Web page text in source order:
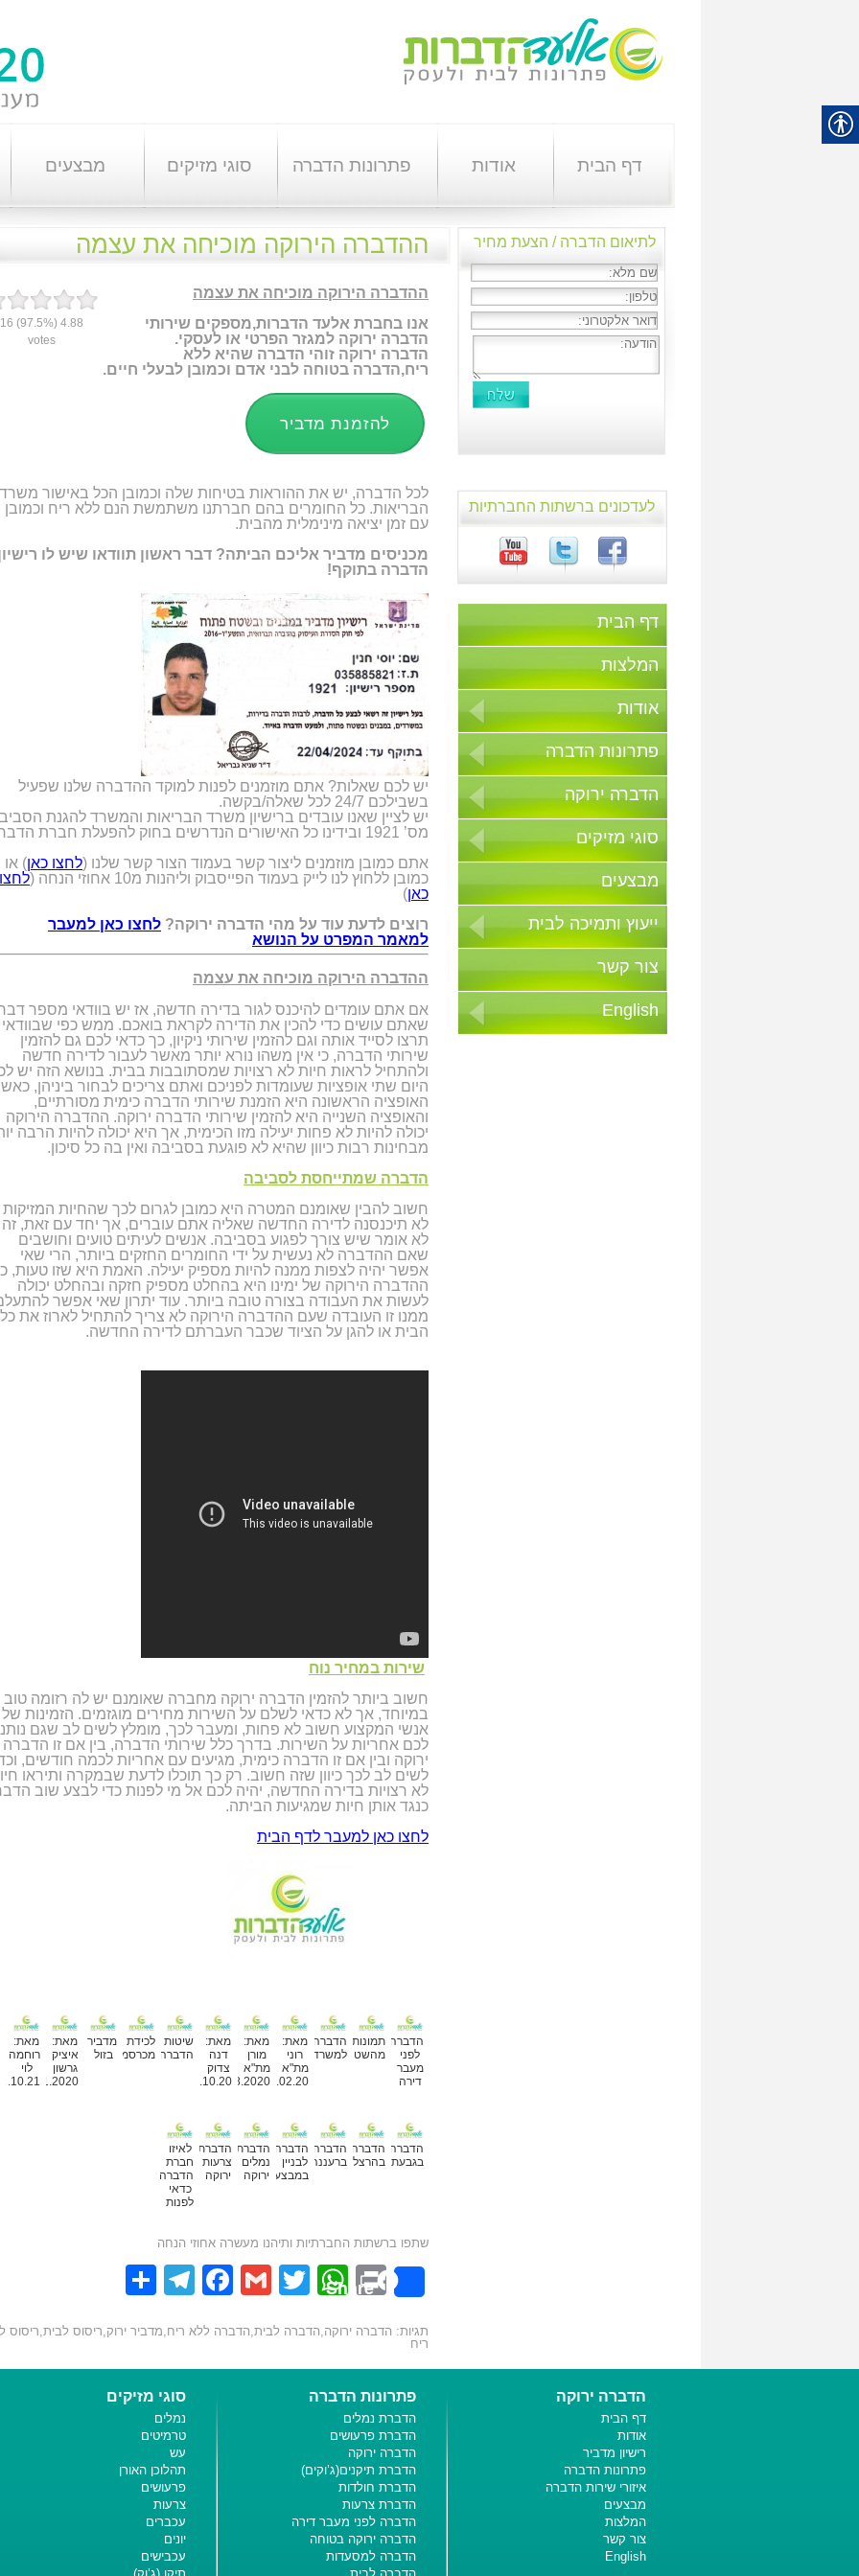
דף הבית אודות פתרונות הדברה סוגי מזיקים מבצעים
לתיאום הדברה / הצעת מחיר
לעדכונים ברשתות החברתיות
דף הבית
המלצות
אודות
פתרונות הדברה
הדברה ירוקה
סוגי מזיקים
מבצעים
ייעוץ ותמיכה לבית
צור קשר
English
ההדברה הירוקה מוכיחה את עצמה
4.88
(97.5%)
16
votes
ההדברה הירוקה מוכיחה את עצמה
אנו בחברת אלעד הדברות,מספקים שירותי
הדברה ירוקה למגזר הפרטי או לעסקי.
הדברה ירוקה זוהי הדברה שהיא ללא
ריח,הדברה בטוחה לבני אדם וכמובן לבעלי חיים.
להזמנת מדביר
לכל הדברה, יש את ההוראות בטיחות שלה וכמובן הכל באישור משרד
הבריאות. כל החומרים בהם חברתנו משתמשת הנם ללא ריח וכמובן
עם זמן יציאה מינימלית מהבית.
מכניסים מדביר אליכם הביתה? דבר ראשון תוודאו שיש לו
הדברה בתוקף!
יש לכם שאלות? אתם מוזמנים לפנות למוקד ההדברה שלנו שפעיל
בשבילכם 24/7 לכל שאלה/בקשה.
יש לציין שאנו עובדים ברישיון משרד הבריאות והמשרד להגנת
מס’ 1921 ובידינו כל האישורים הנדרשים בחוק להפעלת חברת הדברה.
אתם כמובן מוזמנים ליצור קשר בעמוד הצור קשר שלנו (לחצו כאן) או
כמובן ללחוץ לנו לייק בעמוד הפייסבוק וליהנות מ10 אחוזי הנחה (
לחצו
כאן)
רוצים לדעת עוד על מהי הדברה ירוקה? לחצו כאן למעבר
למאמר המפרט על הנושא
ההדברה הירוקה מוכיחה את עצמה
אם אתם עומדים להיכנס לגור בדירה חדשה, אז יש בוודאי מספר
שאתם עושים כדי להכין את הדירה לקראת בואכם. ממש כפי שבוודאי
תרצו לסייד אותה וגם להזמין שירותי ניקיון, כך כדאי לכם גם להזמין
שירותי הדברה, כי אין משהו נורא יותר מאשר לעבור לדירה חדשה
ולהתחיל לראות חיות לא רצויות שמסתובבות בבית. בנושא הזה יש
היום שתי אופציות שעומדות לפניכם ואתם צריכים לבחור ביניהן,
האופציה הראשונה היא הזמנת שירותי הדברה כימית מסורתיים,
והאופציה השנייה היא להזמין שירותי הדברה ירוקה. ההדברה הירוקה
יכולה להיות לא פחות יעילה מזו הכימית, אך היא יכולה להיות הרבה
מבחינות רבות כיוון שהיא לא פוגעת בסביבה ואין בה כל סיכון.
הדברה שמתייחסת לסביבה
חשוב להבין שאומנם המטרה היא כמובן לגרום לכך שהחיות המזיקות
לא תיכנסנה לדירה החדשה שאליה אתם עוברים, אך יחד עם זאת, זה
לא אומר שיש צורך לפגוע בסביבה. אנשים לעיתים טועים וחושבים
שאם ההדברה לא נעשית על ידי החומרים החזקים ביותר, הרי שאי
אפשר יהיה לצפות ממנה להיות מספיק יעילה. האמת היא שזו טעות,
ההדברה הירוקה של ימינו היא בהחלט מספיק חזקה ובהחלט יכולה
לעשות את העבודה בצורה טובה ביותר. עוד יתרון שאי אפשר
ממנו זו העובדה שעם ההדברה הירוקה לא צריך להתחיל לארוז את כל
הבית או להגן על הציוד שכבר העברתם לדירה החדשה.
שירות במחיר נוח
חשוב ביותר להזמין הדברה ירוקה מחברה שאומנם יש לה רזומה טוב
במיוחד, אך לא כדאי לשלם על השירות מחירים מוגזמים. הזמינות של
אנשי המקצוע חשוב לא פחות, ומעבר לכך, מומלץ לשים לב שגם
לכם אחריות על השירות. בדרך כלל שירותי הדברה, בין אם זו הדברה
ירוקה ובין אם זו הדברה כימית, מגיעים עם אחריות לכמה חודשים,
לשים לב לכך כיוון שזה חשוב. רק כך תוכלו לדעת שבמקרה ותיראו
לא רצויות בדירה החדשה, יהיה לכם אל מי לפנות כדי לבצע שוב
כנגד אותן חיות שמגיעות הביתה.
לחצו כאן למעבר לדף הבית
הדברה
לפני
מעבר
דירה
תמונות
מהשטח
הדברה
למשרד
מאת:
רוני
מת"א
14.02.20
מאת:
מורן
מת"א
12.08.2020
מאת:
דנה
צדוק
11.10.20
שיטות
הדברה
לכידת
מכרסמים
מדביר
בזול
מאת:
איציק
גרשון
18.11.2020
מאת:
רוחמה
לוי
02.10.21
הדברה
בגבעתיים
הדברה
בהרצליה
הדברה
ברעננה
הדברה
לבניין
במבצע
הדברת
נמלים
ירוקה
הדברת
צרעות
ירוקה
לאיזו
חברת
הדברה
כדאי
לפנות
שתפו ברשתות החברתיות ותיהנו מעשרה אחוזי הנחה
Share
Print
WhatsApp
Twitter
Gmail
Facebook
Telegram
תגיות: הדברה ירוקה הדברה לבית הדברה ללא ריח מדביר ירוק ריסוס לבית ריסוס
ריח
הדברה ירוקה
דף הבית
אודות
רישיון מדביר
פתרונות הדברה
איזורי שירות הדברה
מבצעים
המלצות
צור קשר
English
פתרונות הדברה
הדברת נמלים
הדברת פרעושים
הדברה ירוקה
הדברת תיקנים(ג’וקים)
הדברת חולדות
הדברת צרעות
הדברה לפני מעבר דירה
הדברה ירוקה בטוחה
הדברה למסעדות
סוגי מזיקים
נמלים
טרמיטים
עש
תהלוכן האורן
פרעושים
צרעות
עכברים
יונים
עכבישים